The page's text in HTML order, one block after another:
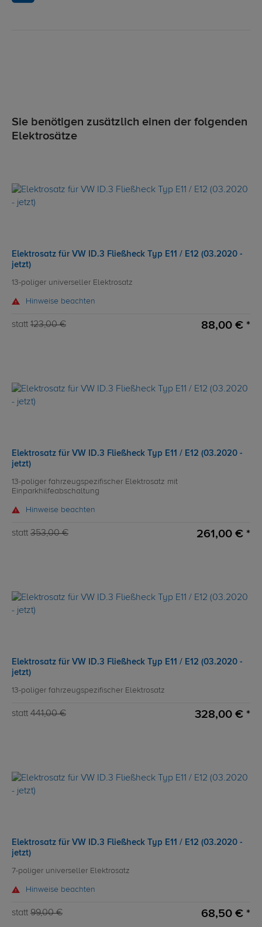
Sie benötigen zusätzlich einen der folgenden
Elektrosätze
Elektrosatz für VW ID.3 Fließheck Typ E11 / E12 (03.2020 -
jetzt)
13-poliger universeller Elektrosatz
Hinweise beachten
statt 123,00 € 88,00 € *
Elektrosatz für VW ID.3 Fließheck Typ E11 / E12 (03.2020 -
jetzt)
13-poliger fahrzeugspezifischer Elektrosatz mit
Einparkhilfeabschaltung
Hinweise beachten
statt 353,00 € 261,00 € *
Elektrosatz für VW ID.3 Fließheck Typ E11 / E12 (03.2020 -
jetzt)
13-poliger fahrzeugspezifischer Elektrosatz
statt 441,00 € 328,00 € *
Elektrosatz für VW ID.3 Fließheck Typ E11 / E12 (03.2020 -
jetzt)
7-poliger universeller Elektrosatz
Hinweise beachten
statt 99,00 € 68,50 € *